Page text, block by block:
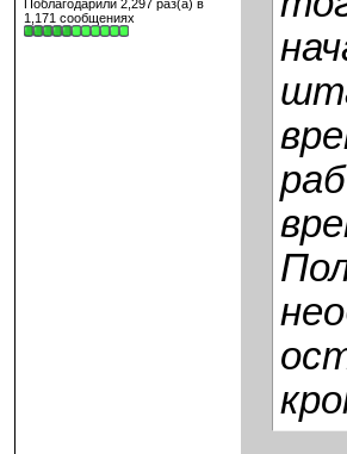
Поблагодарили 2,297 раз(а) в
1,171 сообщениях